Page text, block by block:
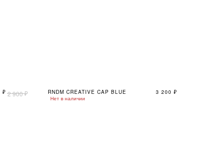
₽ 2 900₽ RNDM CREATIVE CAP BLUE 3 200 ₽
Нет в наличии